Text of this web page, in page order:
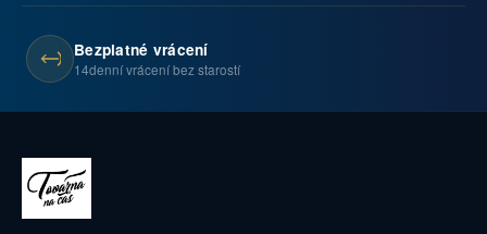
Bezplatné vrácení
14denní vrácení bez starostí